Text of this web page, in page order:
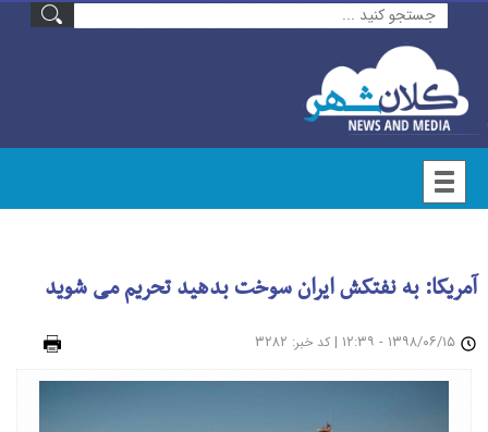
آمریکا: به نفتکش ایران سوخت بدهید تحریم می شوید
| کد خبر: ۳۲۸۲